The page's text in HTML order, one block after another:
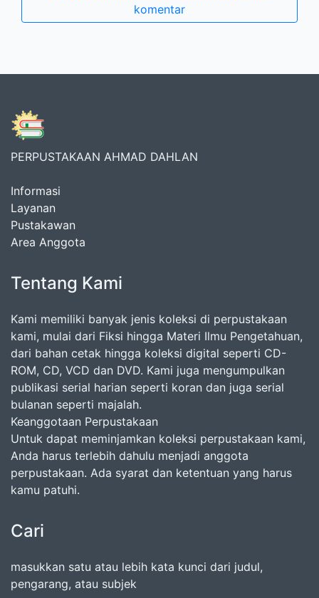
komentar
PERPUSTAKAAN AHMAD DAHLAN
Informasi
Layanan
Pustakawan
Area Anggota
Tentang Kami
Kami memiliki banyak jenis koleksi di perpustakaan
kami, mulai dari Fiksi hingga Materi Ilmu Pengetahuan,
dari bahan cetak hingga koleksi digital seperti CD-
ROM, CD, VCD dan DVD. Kami juga mengumpulkan
publikasi serial harian seperti koran dan juga serial
bulanan seperti majalah.
Keanggotaan Perpustakaan
Untuk dapat meminjamkan koleksi perpustakaan kami,
Anda harus terlebih dahulu menjadi anggota
perpustakaan. Ada syarat dan ketentuan yang harus
kamu patuhi.
Cari
masukkan satu atau lebih kata kunci dari judul,
pengarang, atau subjek